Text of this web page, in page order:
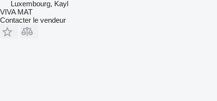
Luxembourg, Kayl
VIVA MAT
Contacter le vendeur